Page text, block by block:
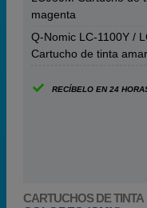
magenta
Q-Nomic LC-1100Y /
Cartucho de tinta
RECÍBELO EN 24
CARTUCHOS DE TINTA